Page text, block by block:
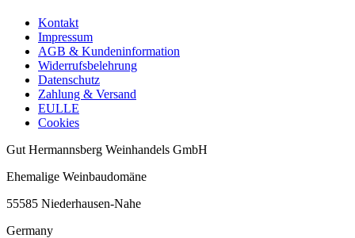
Kontakt
Impressum
AGB & Kundeninformation
Widerrufsbelehrung
Datenschutz
Zahlung & Versand
EULLE
Cookies
Gut Hermannsberg Weinhandels GmbH
Ehemalige Weinbaudomäne
55585 Niederhausen-Nahe
Germany